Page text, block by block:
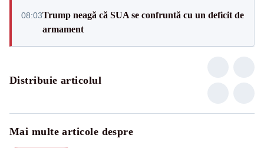
08:03Trump neagă că SUA se confruntă cu un deficit de
armament
Distribuie articolul
Mai multe articole despre